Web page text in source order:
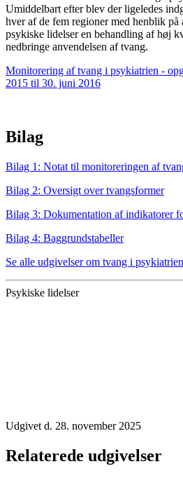
Umiddelbart efter blev der ligeledes
hver af de fem regioner med henblik på
psykiske lidelser en behandling af høj
nedbringe anvendelsen af tvang.
Monitorering af tvang i psykiatrien -
2015 til 30. juni 2016
Bilag
Bilag 1: Notat til monitoreringen af
Bilag 2: Oversigt over tvangsformer
Bilag 3: Dokumentation af indikatorer
Bilag 4: Baggrundstabeller
Se alle udgivelser om tvang i psykiatrien
Psykiske lidelser
Udgivet d. 28. november 2025
Relaterede udgivelser